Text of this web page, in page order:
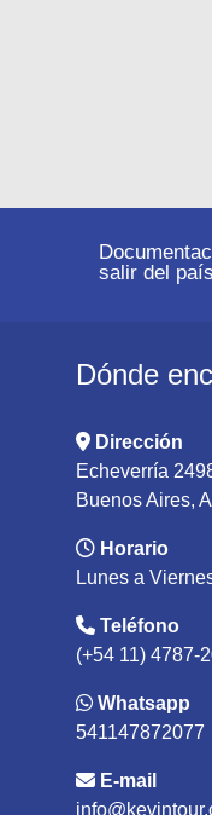
salir del país
Dónde
Dirección
Echeverría
Buenos Aires,
Horario
Lunes a
Teléfono
(+54 11) 4787-
Whatsapp
541147872077
E-mail